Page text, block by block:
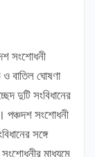
সংশোধনী
বাতিল ঘোষণা
দুটি সংবিধানের
পঞ্চদশ সংশোধনী
সঙ্গে
মাধ্যমে